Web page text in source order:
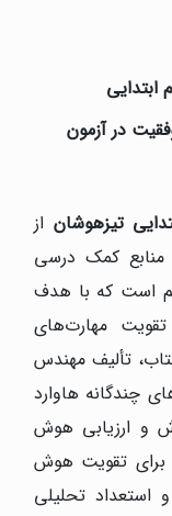
در آزمون
تیزهوشان از
منابع کمک درسی
است که با هدف
مهارت‌های
تألیف مهندس
چندگانه هاوارد
و ارزیابی هوش
برای تقویت هوش
تحلیلی